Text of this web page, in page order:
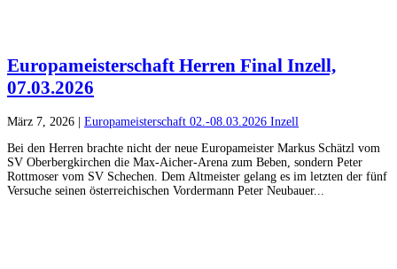
Europameisterschaft Herren Final Inzell,
07.03.2026
März 7, 2026 | Europameisterschaft 02.-08.03.2026 Inzell
Bei den Herren brachte nicht der neue Europameister Markus Schätzl vom
SV Oberbergkirchen die Max-Aicher-Arena zum Beben, sondern Peter
Rottmoser vom SV Schechen. Dem Altmeister gelang es im letzten der fünf
Versuche seinen österreichischen Vordermann Peter Neubauer...